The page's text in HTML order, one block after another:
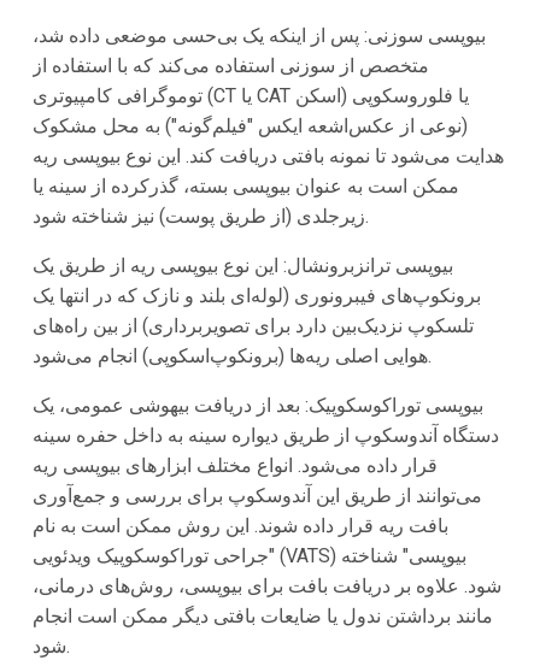
بیوپسی سوزنی: پس از اینکه یک بی‌حسی موضعی داده شد،
متخصص از سوزنی استفاده می‌کند که با استفاده از
توموگرافی کامپیوتری (CT یا CAT اسکن) یا فلوروسکوپی
(نوعی از عکس‌اشعه ایکس "فیلم‌گونه") به محل مشکوک
هدایت می‌شود تا نمونه بافتی دریافت کند. این نوع بیوپسی ریه
ممکن است به عنوان بیوپسی بسته، گذرکرده از سینه یا
زیرجلدی (از طریق پوست) نیز شناخته شود.
بیوپسی ترانزبرونشال: این نوع بیوپسی ریه از طریق یک
برونکوپ‌های فیبرونوری (لوله‌ای بلند و نازک که در انتها یک
تلسکوپ نزدیک‌بین دارد برای تصویربرداری) از بین راه‌های
هوایی اصلی ریه‌ها (برونکوپ‌اسکوپی) انجام می‌شود.
بیوپسی توراکوسکوپیک: بعد از دریافت بیهوشی عمومی، یک
دستگاه آندوسکوپ از طریق دیواره سینه به داخل حفره سینه
قرار داده می‌شود. انواع مختلف ابزارهای بیوپسی ریه
می‌توانند از طریق این آندوسکوپ برای بررسی و جمع‌آوری
بافت ریه قرار داده شوند. این روش ممکن است به نام
"جراحی توراکوسکوپیک ویدئویی (VATS) بیوپسی" شناخته
شود. علاوه بر دریافت بافت برای بیوپسی، روش‌های درمانی،
مانند برداشتن ندول یا ضایعات بافتی دیگر ممکن است انجام
شود.